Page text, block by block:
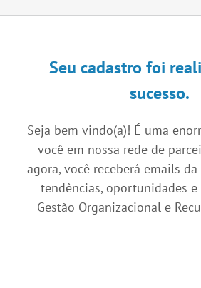
Seu cadastro foi
sucesso.
Seja bem vindo(a)! É uma
você em nossa rede de
agora, você receberá emails
tendências, oportunidades
Gestão Organizacional e